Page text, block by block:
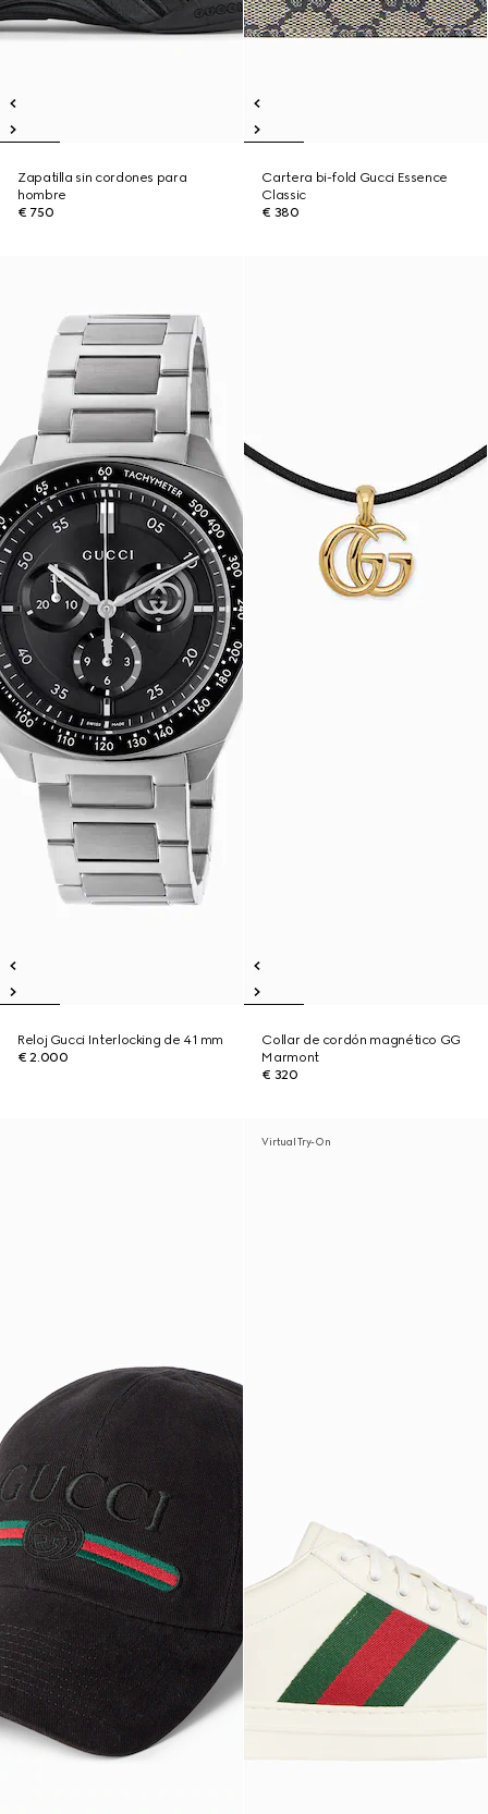
Zapatilla sin cordones para
hombre
€ 750
Cartera bi-fold Gucci Essence
Classic
€ 380
Reloj Gucci Interlocking de 41 mm
€ 2.000
Collar de cordón magnético GG
Marmont
€ 320
Virtual Try-On